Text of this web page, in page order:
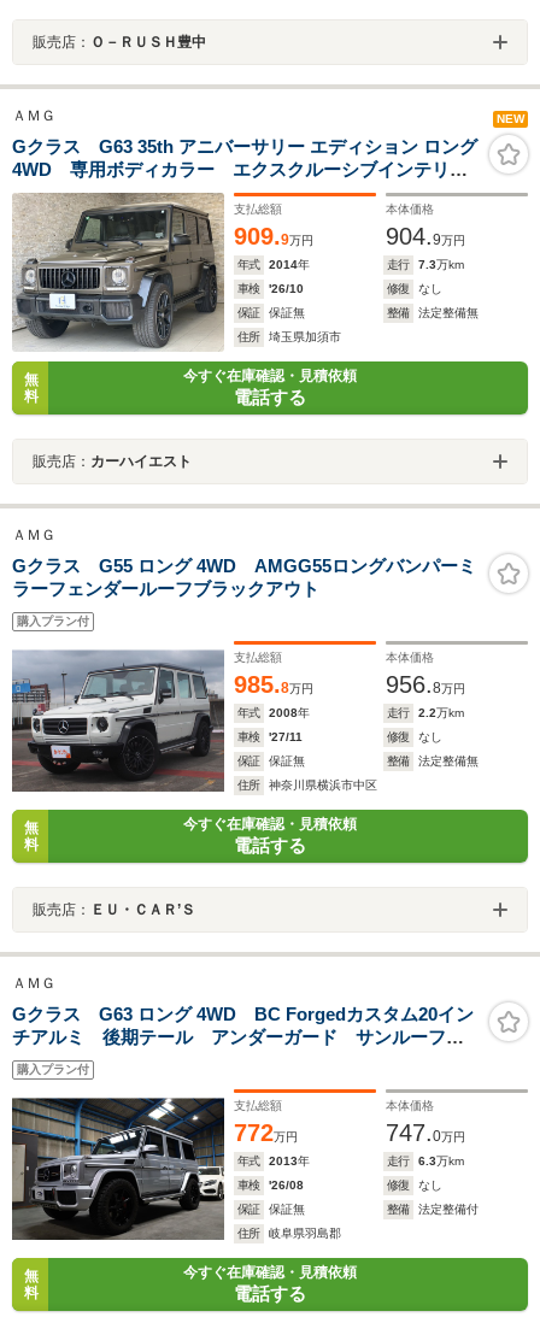
販売店： Ｏ－ＲＵＳＨ豊中
ＡＭＧ NEW
Gクラス G63 35th アニバーサリー エディション ロング
4WD 専用ボディカラー エクスクルーシブインテリア
PKG(ダイヤモンドステッチ革シート/ドアリム/革張ダッ
シュボード) harman/kardon SR 22インチAW 純正
ナビ TV BT接続 Bカメ
支払総額
909.9万円
本体価格
904.9万円
年式
2014年 走行 7.3万km
車検
'26/10 修復
なし
保証
保証無 整備
法定整備無
住所
埼玉県加須市
無
料
今すぐ在庫確認・見積依頼
電話する
販売店： カーハイエスト
ＡＭＧ
Gクラス G55 ロング 4WD AMGG55ロングバンパーミ
ラーフェンダールーフブラックアウト
購入プラン付
支払総額
985.8万円
本体価格
956.8万円
年式
2008年 走行 2.2万km
車検
'27/11 修復
なし
保証
保証無 整備
法定整備無
住所
神奈川県横浜市中区
無
料
今すぐ在庫確認・見積依頼
電話する
販売店： ＥＵ・ＣＡＲ’Ｓ
ＡＭＧ
Gクラス G63 ロング 4WD BC Forgedカスタム20イン
チアルミ 後期テール アンダーガード サンルーフ
レッドキャリパー ブラックレザー
購入プラン付
支払総額
772万円
本体価格
747.0万円
年式
2013年 走行 6.3万km
車検
'26/08 修復
なし
保証
保証無 整備
法定整備付
住所
岐阜県羽島郡
無
料
今すぐ在庫確認・見積依頼
電話する